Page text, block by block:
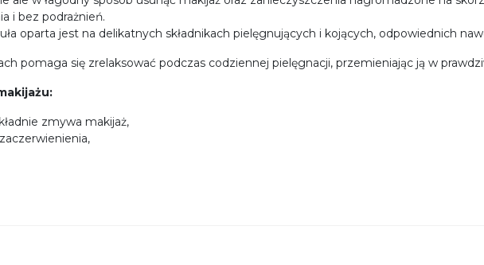
i bez podrażnień.
oparta jest na delikatnych składnikach pielęgnujących i kojących, odpowiednich
pomaga się zrelaksować podczas codziennej pielęgnacji, przemieniając ją w
zmywa makijaż,